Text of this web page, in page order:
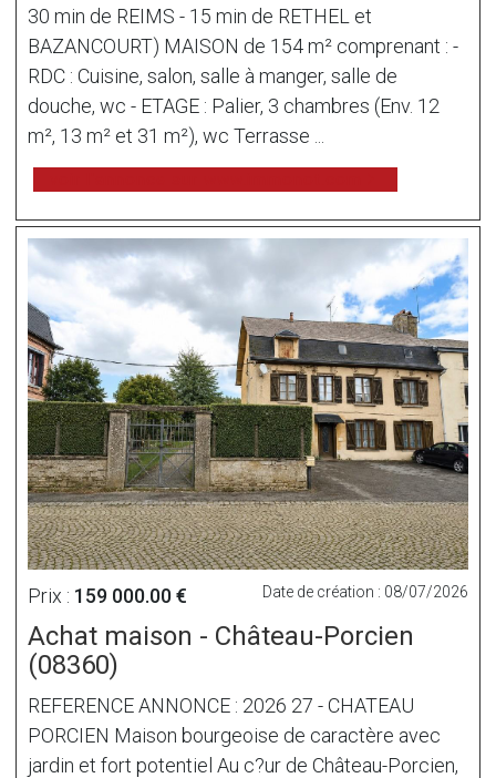
30 min de REIMS - 15 min de RETHEL et
BAZANCOURT) MAISON de 154 m² comprenant : -
RDC : Cuisine, salon, salle à manger, salle de
douche, wc - ETAGE : Palier, 3 chambres (Env. 12
m², 13 m² et 31 m²), wc Terrasse ...
Prix : 159 000.00 € Date de création : 08/07/2026
Achat maison - Château-Porcien
(08360)
REFERENCE ANNONCE : 2026 27 - CHATEAU
PORCIEN Maison bourgeoise de caractère avec
jardin et fort potentiel Au c?ur de Château-Porcien,